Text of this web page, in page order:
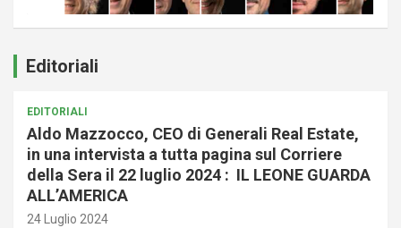
Editoriali
EDITORIALI
Aldo Mazzocco, CEO di Generali Real Estate,
in una intervista a tutta pagina sul Corriere
della Sera il 22 luglio 2024 : IL LEONE GUARDA
ALL’AMERICA
24 Luglio 2024